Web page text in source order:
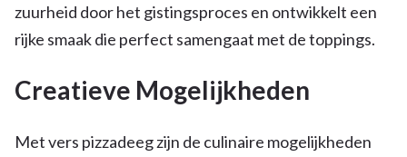
zuurheid door het gistingsproces en ontwikkelt een
rijke smaak die perfect samengaat met de toppings.
Creatieve Mogelijkheden
Met vers pizzadeeg zijn de culinaire mogelijkheden